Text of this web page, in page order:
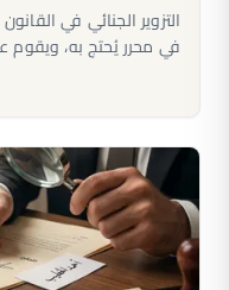
التزوير الجنائي في
في محرر يُحتج به،
العقوبة بحسب نوع السند